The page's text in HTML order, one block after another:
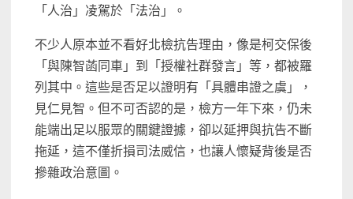
「人治」凌駕於「法治」。
不少人原本並不看好北檢抗告理由，像是柯交保後
「與陳智菡同車」到「授權社群發言」等，都被羅
列其中。這些是否足以證明有「具體串證之虞」，
見仁見智。但不可否認的是，檢方一年下來，仍未
能端出足以服眾的關鍵證據，卻以延押與抗告不斷
拖延，這不僅折損司法威信，也讓人懷疑背後是否
摻雜政治意圖。